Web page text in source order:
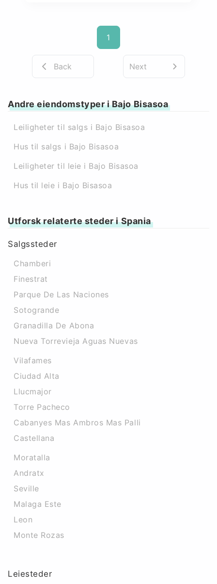
1
Back Next
Andre eiendomstyper i Bajo Bisasoa
Leiligheter til salgs i Bajo Bisasoa
Hus til salgs i Bajo Bisasoa
Leiligheter til leie i Bajo Bisasoa
Hus til leie i Bajo Bisasoa
Utforsk relaterte steder i Spania
Salgssteder
Chamberi
Finestrat
Parque De Las Naciones
Sotogrande
Granadilla De Abona
Nueva Torrevieja Aguas Nuevas
Vilafames
Ciudad Alta
Llucmajor
Torre Pacheco
Cabanyes Mas Ambros Mas Palli
Castellana
Moratalla
Andratx
Seville
Malaga Este
Leon
Monte Rozas
Leiesteder